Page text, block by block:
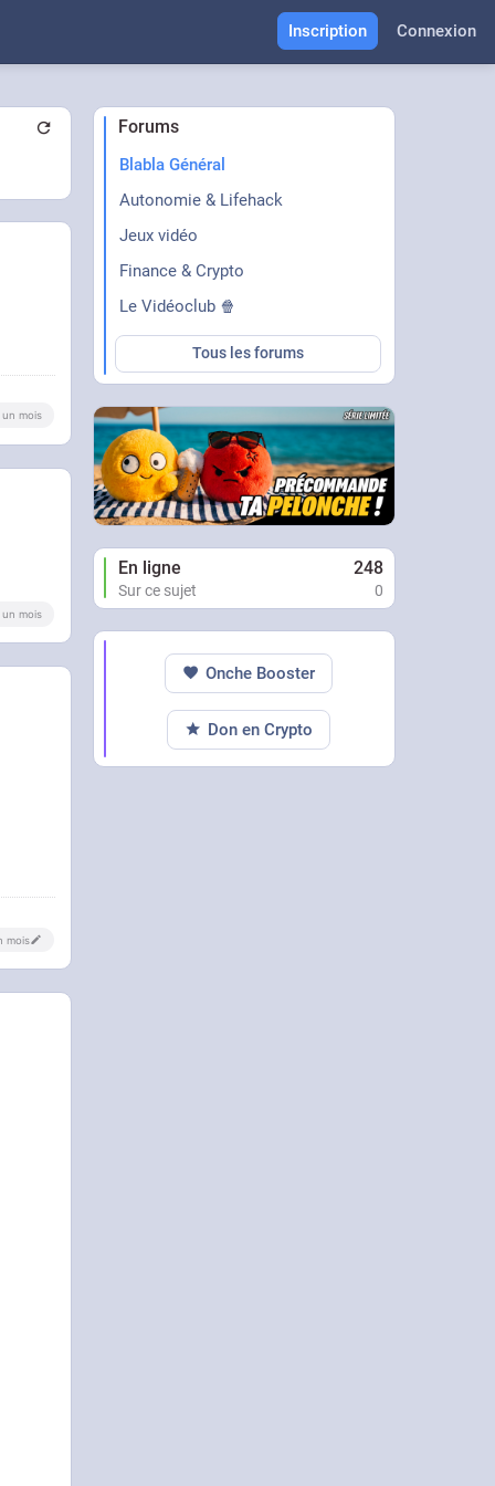
Inscription Connexion
un mois
un mois
mois
Forums
Blabla Général
Autonomie & Lifehack
Jeux vidéo
Finance & Crypto
Le Vidéoclub 🍿
Tous les forums
En ligne 248
Sur ce sujet 0
Onche Booster
Don en Crypto